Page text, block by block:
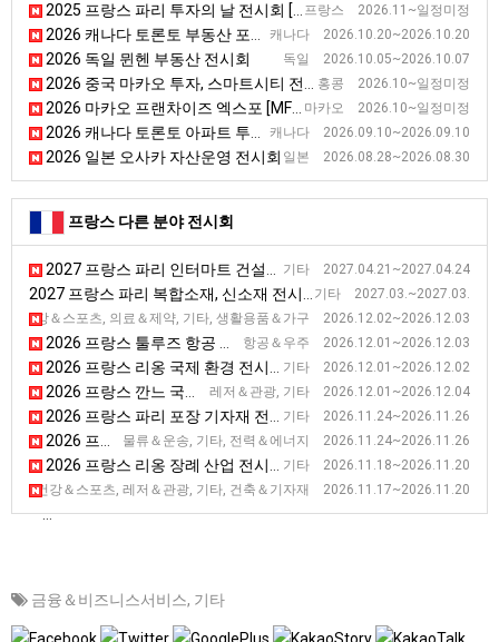
프랑스 2026.11~일정미정
2025 프랑스 파리 투자의 날 전시회 [INVESTIR DAY]
캐나다 2026.10.20~2026.10.20
2026 캐나다 토론토 부동산 포럼 전시회
독일 2026.10.05~2026.10.07
2026 독일 뮌헨 부동산 전시회
홍콩 2026.10~일정미정
2026 중국 마카오 투자, 스마트시티 전시회 [MIF]
마카오 2026.10~일정미정
2026 마카오 프랜차이즈 엑스포 [MFE]
캐나다 2026.09.10~2026.09.10
2026 캐나다 토론토 아파트 투자 전시회
일본 2026.08.28~2026.08.30
2026 일본 오사카 자산운영 전시회
프랑스 다른 분야 전시회
기타 2027.04.21~2027.04.24
2027 프랑스 파리 인터마트 건설기자재 전시회
기타 2027.03.~2027.03.
2027 프랑스 파리 복합소재, 신소재 전시회
건강＆스포츠, 의료＆제약, 기타, 생활용품＆가구 2026.12.02~2026.12.03
2026 프랑스 릴 장애인 재활 전시회 [AUTONOMIC]
항공＆우주 2026.12.01~2026.12.03
2026 프랑스 툴루즈 항공 전시회 [AEROMART]
기타 2026.12.01~2026.12.02
2026 프랑스 리옹 국제 환경 전시회
레저＆관광, 기타 2026.12.01~2026.12.04
2026 프랑스 깐느 국제 럭셔리 여행 전시회 [ILTM]
기타 2026.11.24~2026.11.26
2026 프랑스 파리 포장 기자재 전시회 [ALL4PACK]
물류＆운송, 기타, 전력＆에너지 2026.11.24~2026.11.26
2026 프랑스 파리 냉동 냉각 산업 전문 전시회 [SIFA]
기타 2026.11.18~2026.11.20
2026 프랑스 리옹 장례 산업 전시회 [FunExpo]
건강＆스포츠, 레저＆관광, 기타, 건축＆기자재 2026.11.17~2026.11.20
2026 프랑스 리옹 수영장 설비 전시회 [PISCINE GLOBAL]
금융＆비즈니스서비스, 기타